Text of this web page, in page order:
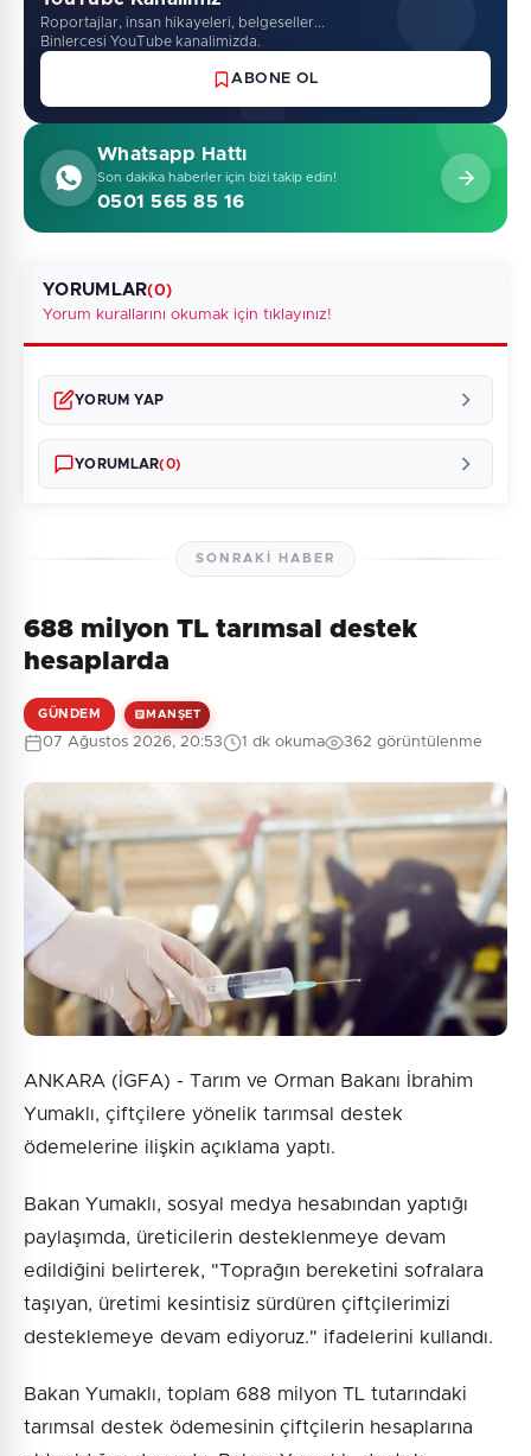
Roportajlar, insan hikayeleri, belgeseller...
Binlercesi YouTube kanalimizda.
ABONE OL
Whatsapp Hattı
Son dakika haberler için bizi takip edin!
0501 565 85 16
YORUMLAR(0)
Yorum kurallarını okumak için tıklayınız!
YORUM YAP
8 + 2 = ?
Gönder
YORUMLAR(0)
Henüz yorum yapılmamış. İlk yorumu siz yapın!
SONRAKI HABER
688 milyon TL tarımsal destek
hesaplarda
GÜNDEM MANŞET
07 Ağustos 2026, 20:53 1 dk okuma 362 görüntülenme
ANKARA (İGFA) - Tarım ve Orman Bakanı İbrahim
Yumaklı, çiftçilere yönelik tarımsal destek
ödemelerine ilişkin açıklama yaptı.
Bakan Yumaklı, sosyal medya hesabından yaptığı
paylaşımda, üreticilerin desteklenmeye devam
edildiğini belirterek, "Toprağın bereketini sofralara
taşıyan, üretimi kesintisiz sürdüren çiftçilerimizi
desteklemeye devam ediyoruz." ifadelerini kullandı.
Bakan Yumaklı, toplam 688 milyon TL tutarındaki
tarımsal destek ödemesinin çiftçilerin hesaplarına